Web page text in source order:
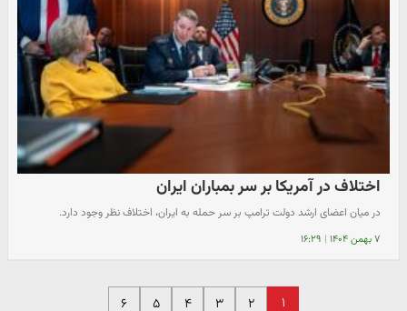
اختلاف در آمریکا بر سر بمباران ایران
در میان اعضای ارشد دولت ترامپ بر سر حمله به ایران، اختلاف نظر وجود دارد.
۷ بهمن ۱۴۰۴ | ۱۶:۲۹
۱ ۲ ۳ ۴ ۵ ۶